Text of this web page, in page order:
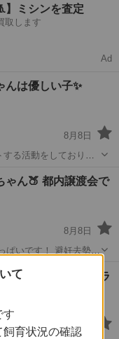
】ミシンを査定
取します
Ad
んは優しい子✨️
8月8日
る活動をしておりま
譲渡会で
8月8日
アメショ風キジトラ
8月8日
て
す
育状況の確認